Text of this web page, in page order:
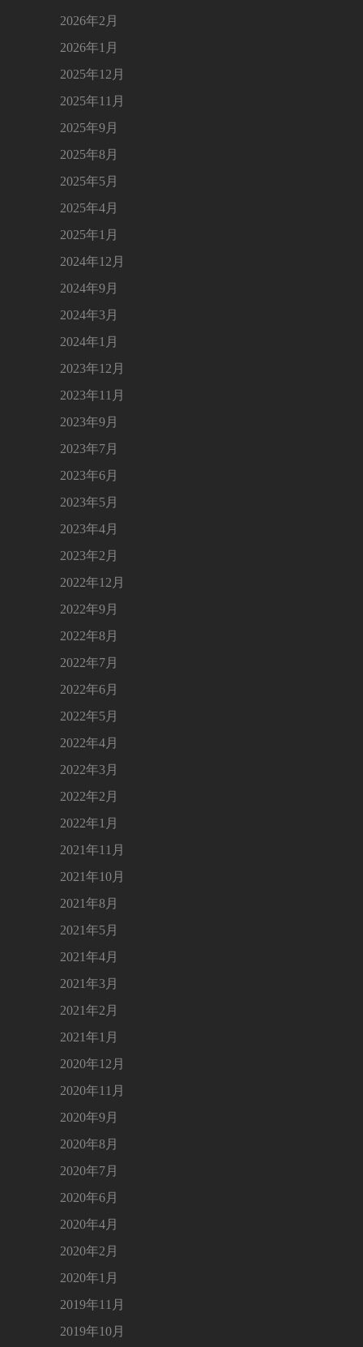
2026年2月
2026年1月
2025年12月
2025年11月
2025年9月
2025年8月
2025年5月
2025年4月
2025年1月
2024年12月
2024年9月
2024年3月
2024年1月
2023年12月
2023年11月
2023年9月
2023年7月
2023年6月
2023年5月
2023年4月
2023年2月
2022年12月
2022年9月
2022年8月
2022年7月
2022年6月
2022年5月
2022年4月
2022年3月
2022年2月
2022年1月
2021年11月
2021年10月
2021年8月
2021年5月
2021年4月
2021年3月
2021年2月
2021年1月
2020年12月
2020年11月
2020年9月
2020年8月
2020年7月
2020年6月
2020年4月
2020年2月
2020年1月
2019年11月
2019年10月